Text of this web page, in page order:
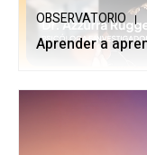
OBSERVATORIO
Aprender a